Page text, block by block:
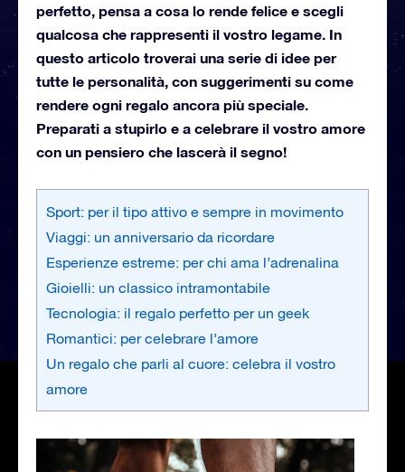
perfetto, pensa a cosa lo rende felice e scegli
qualcosa che rappresenti il vostro legame. In
questo articolo troverai una serie di idee per
tutte le personalità, con suggerimenti su come
rendere ogni regalo ancora più speciale.
Preparati a stupirlo e a celebrare il vostro amore
con un pensiero che lascerà il segno!
Sport: per il tipo attivo e sempre in movimento
Viaggi: un anniversario da ricordare
Esperienze estreme: per chi ama l’adrenalina
Gioielli: un classico intramontabile
Tecnologia: il regalo perfetto per un geek
Romantici: per celebrare l’amore
Un regalo che parli al cuore: celebra il vostro
amore